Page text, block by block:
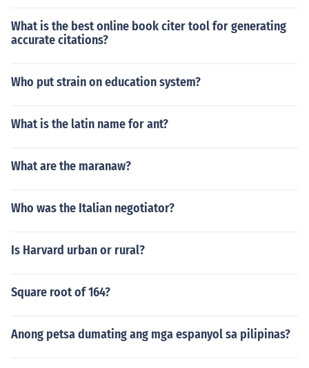
What is the best online book citer tool for generating
accurate citations?
Who put strain on education system?
What is the latin name for ant?
What are the maranaw?
Who was the Italian negotiator?
Is Harvard urban or rural?
Square root of 164?
Anong petsa dumating ang mga espanyol sa pilipinas?